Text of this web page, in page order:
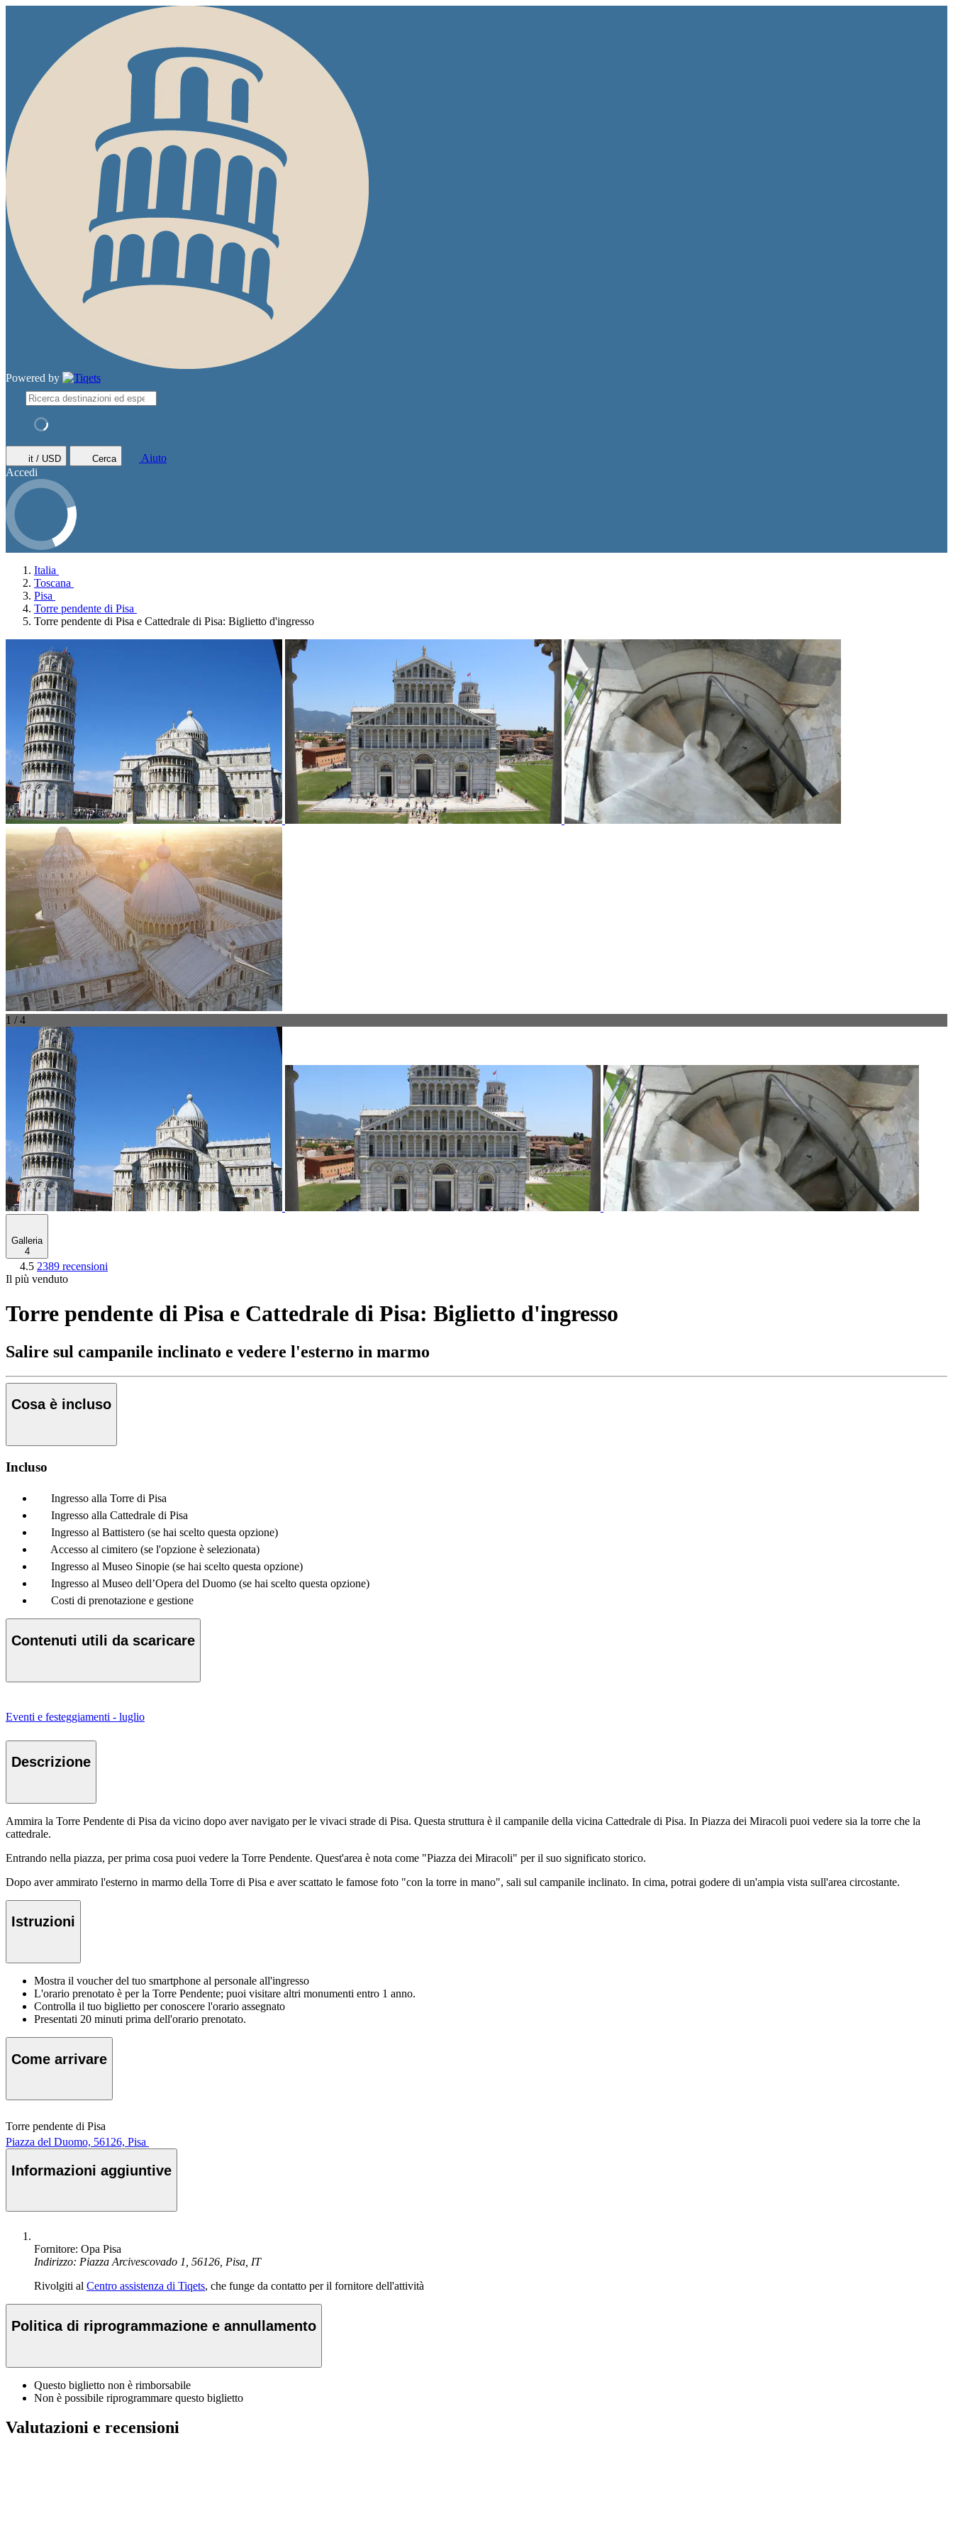
Powered by
it / USD Cerca
Aiuto
Accedi
Italia
Toscana
Pisa
Torre pendente di Pisa
Torre pendente di Pisa e Cattedrale di Pisa: Biglietto d'ingresso
1 / 4
Galleria
4
4.5 2389 recensioni
Il più venduto
Torre pendente di Pisa e Cattedrale di Pisa: Biglietto d'ingresso
Salire sul campanile inclinato e vedere l'esterno in marmo
Cosa è incluso
Incluso
Ingresso alla Torre di Pisa
Ingresso alla Cattedrale di Pisa
Ingresso al Battistero (se hai scelto questa opzione)
Accesso al cimitero (se l'opzione è selezionata)
Ingresso al Museo Sinopie (se hai scelto questa opzione)
Ingresso al Museo dell’Opera del Duomo (se hai scelto questa opzione)
Costi di prenotazione e gestione
Contenuti utili da scaricare
Eventi e festeggiamenti - luglio
Descrizione
Ammira la Torre Pendente di Pisa da vicino dopo aver navigato per le vivaci strade di Pisa. Questa struttura è il campanile della vicina Cattedrale di Pisa. In Piazza dei Miracoli puoi vedere sia la torre che la
cattedrale.
Entrando nella piazza, per prima cosa puoi vedere la Torre Pendente. Quest'area è nota come "Piazza dei Miracoli" per il suo significato storico.
Dopo aver ammirato l'esterno in marmo della Torre di Pisa e aver scattato le famose foto "con la torre in mano", sali sul campanile inclinato. In cima, potrai godere di un'ampia vista sull'area circostante.
Istruzioni
Mostra il voucher del tuo smartphone al personale all'ingresso
L'orario prenotato è per la Torre Pendente; puoi visitare altri monumenti entro 1 anno.
Controlla il tuo biglietto per conoscere l'orario assegnato
Presentati 20 minuti prima dell'orario prenotato.
Come arrivare
Torre pendente di Pisa
Piazza del Duomo, 56126, Pisa
Informazioni aggiuntive
Fornitore: Opa Pisa
Indirizzo: Piazza Arcivescovado 1, 56126, Pisa, IT
Rivolgiti al Centro assistenza di Tiqets, che funge da contatto per il fornitore dell'attività
Politica di riprogrammazione e annullamento
Questo biglietto non è rimborsabile
Non è possibile riprogrammare questo biglietto
Valutazioni e recensioni